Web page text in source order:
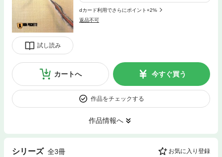
試し読み
dカード利用でさらにポイント+2%
返品不可
カートへ 今すぐ買う
作品をチェックする
作品情報へ
シリーズ 全3冊 お気に入り登録